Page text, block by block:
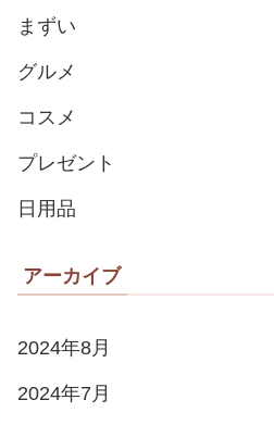
まずい
グルメ
コスメ
プレゼント
日用品
アーカイブ
2024年8月
2024年7月